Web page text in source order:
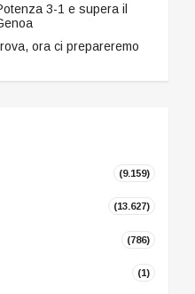
3-1 e supera il
ora ci prepareremo
(9.159)
(13.627)
(786)
(1)